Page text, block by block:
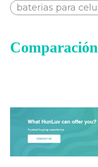
baterias para